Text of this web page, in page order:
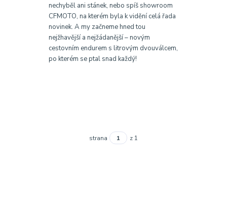
nechyběl ani stánek, nebo spíš showroom
CFMOTO, na kterém byla k vidění celá řada
novinek. A my začneme hned tou
nejžhavější a nejžádanější – novým
cestovním endurem s litrovým dvouválcem,
po kterém se ptal snad každý!
strana z 1